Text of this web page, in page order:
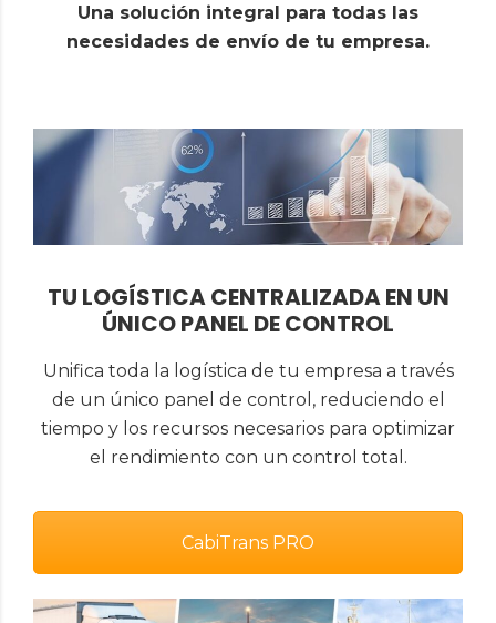
Una solución integral para todas las
necesidades de envío de tu empresa.
TU LOGÍSTICA CENTRALIZADA EN UN
ÚNICO PANEL DE CONTROL
Unifica toda la logística de tu empresa a través
de un único panel de control, reduciendo el
tiempo y los recursos necesarios para optimizar
el rendimiento con un control total.
CabiTrans PRO